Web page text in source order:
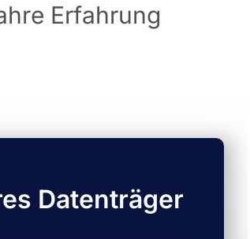
Erfahrung
Datenträger